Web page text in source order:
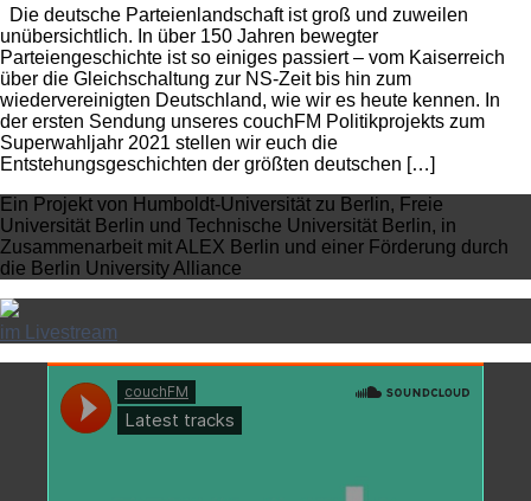
Die deutsche Parteienlandschaft ist groß und zuweilen
unübersichtlich. In über 150 Jahren bewegter
Parteiengeschichte ist so einiges passiert – vom Kaiserreich
über die Gleichschaltung zur NS-Zeit bis hin zum
wiedervereinigten Deutschland, wie wir es heute kennen. In
der ersten Sendung unseres couchFM Politikprojekts zum
Superwahljahr 2021 stellen wir euch die
Entstehungsgeschichten der größten deutschen […]
Ein Projekt von Humboldt-Universität zu Berlin, Freie
Universität Berlin und Technische Universität Berlin, in
Zusammenarbeit mit ALEX Berlin und einer Förderung durch
die Berlin University Alliance
im Livestream